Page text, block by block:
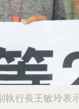
執行長王敏玲表